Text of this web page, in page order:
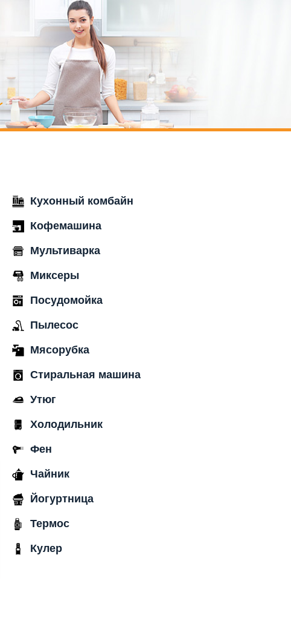
Кухонный комбайн
Кофемашина
Мультиварка
Миксеры
Посудомойка
Пылесос
Мясорубка
Стиральная машина
Утюг
Холодильник
Фен
Чайник
Йогуртница
Термос
Кулер